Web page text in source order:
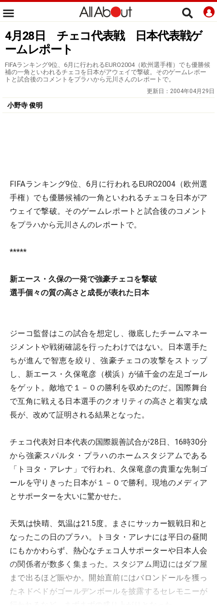
4月28日 チェコ代表戦 日本代表戦ゲ
ームレポート
FIFAランキング9位、6月に行われるEURO2004（欧州選手権）でも優勝候
補の一角といわれるチェコを日本がアウェイで撃破。そのゲームレポー
トと試合後のコメントをプラハから元川さんのレポートで。
更新日： 2004年04月29日
小野寺 俊明
FIFAランキング9位、6月に行われるEURO2004（欧州選
手権）でも優勝候補の一角といわれるチェコを日本がア
ウェイで撃破。そのゲームレポートと試合後のコメント
をプラハから元川さんのレポートで。
*****
新エース・久保の一発で強豪チェコを撃破
選手個々の質の高さと成長が表れた日本
ジーコ監督はこの試合を想定し、徹底したチームマネー
ジメントや戦術確認を行ったわけではない。日本選手た
ちが進んで智恵を絞り、強豪チェコの攻撃をストップ
し、新エース・久保竜彦（横浜）が値千金の左足ゴール
をゲット。敵地で１－０の勝利を収めたのだ。国際舞台
で互角に戦える日本選手のクオリティの高さと着実な成
長が、改めて証明される結果となった。
チェコ代表対日本代表の国際親善試合が28日、16時30分
から強豪スパルタ・プラハのホームスタジアムである
「トヨタ・アレナ」で行われ、久保竜彦の貴重な先制ゴ
ールを守りきった日本が１－０で勝利。現地のメディア
とサポーターを大いに驚かせた。
天気は快晴、気温は21.5度。まさにサッカー観戦日和と
なったこの日のプラハ。トヨタ・アレナには平日の昼間
にもかかわらず、熱心なチェコ人サポーターや日本人会
の関係者が数多く集まった。スタジアム周辺にはダフ屋
まで出るほど賑やか。開始直前にはバロンドールを獲っ
たネドベドがゴールデンボールを披露するセレモニーが